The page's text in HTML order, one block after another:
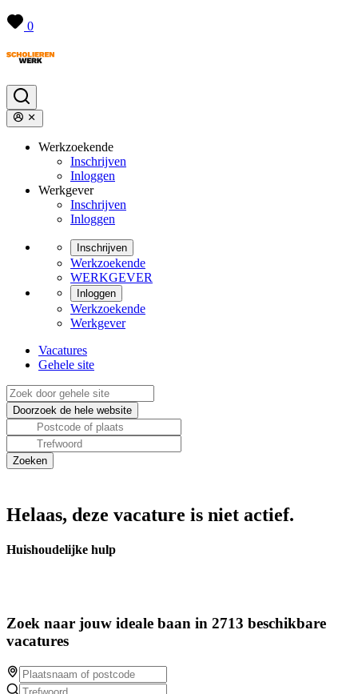
0
Werkzoekende
Inschrijven
Inloggen
Werkgever
Inschrijven
Inloggen
Inschrijven
Werkzoekende
WERKGEVER
Inloggen
Werkzoekende
Werkgever
Vacatures
Gehele site
Helaas, deze vacature is niet actief.
Huishoudelijke hulp
Zoek naar jouw ideale baan in 2713 beschikbare
vacatures